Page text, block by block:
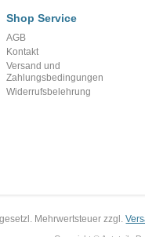
Shop Service
AGB
Kontakt
Versand und
Zahlungsbedingungen
Widerrufsbelehrung
Mehrwertsteuer zzgl.